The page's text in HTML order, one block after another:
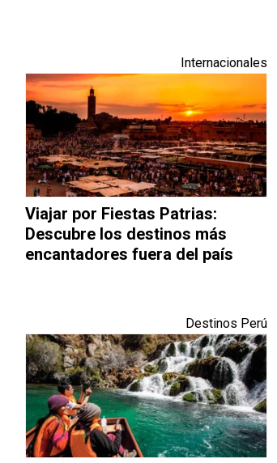
Internacionales
Viajar por Fiestas Patrias:
Descubre los destinos más
encantadores fuera del país
Destinos Perú